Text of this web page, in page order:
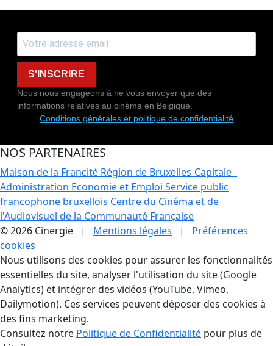
S'INSCRIRE
Nous nous engageons à ne vous envoyer que des
informations relatives au cinéma en Belgique.
Conditions générales et politique de confidentialité
NOS PARTENAIRES
Maison de la Francité Région de Bruxelles-Capitale -
Administration Economie et Emploi Service public
francophone bruxellois Centre du Cinéma et de
l'Audiovisuel de la Communauté Française
© 2026 Cinergie | Mentions légales | Préférences
cookies
Gestion des Cookies
Nous utilisons des cookies pour assurer les fonctionnalités
essentielles du site, analyser l'utilisation du site (Google
Analytics) et intégrer des vidéos (YouTube, Vimeo,
Dailymotion). Ces services peuvent déposer des cookies à
des fins marketing.
Consultez notre Politique de Confidentialité pour plus de